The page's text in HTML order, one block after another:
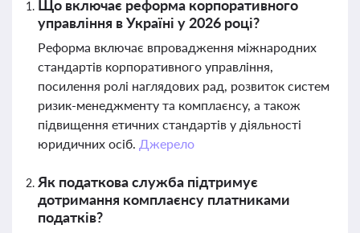
Що включає реформа корпоративного
управління в Україні у 2026 році?
Реформа включає впровадження міжнародних
стандартів корпоративного управління,
посилення ролі наглядових рад, розвиток систем
ризик-менеджменту та комплаєнсу, а також
підвищення етичних стандартів у діяльності
юридичних осіб. Джерело
Як податкова служба підтримує
дотримання комплаєнсу платниками
податків?